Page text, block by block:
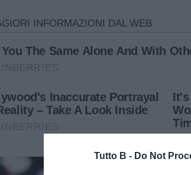
Tutto B - Do Not